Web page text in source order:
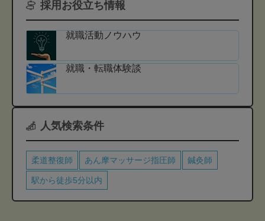
採用お役立ち情報
就職活動ノウハウ
就職・転職体験談
人気検索条件
柔道整復師 あん摩マッサージ指圧師 鍼灸師
駅から徒歩5分以内